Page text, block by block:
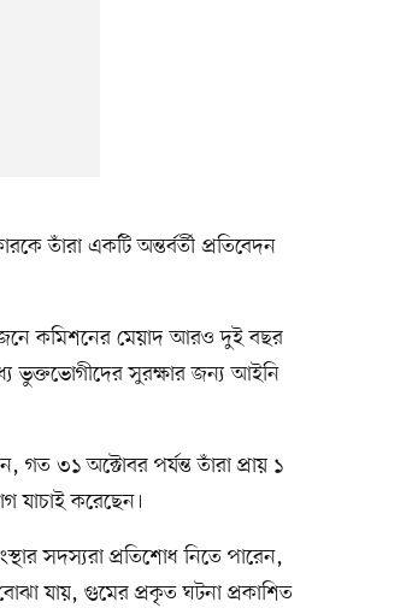
তাঁরা একটি অন্তর্বর্তী প্রতিবেদন
কমিশনের মেয়াদ আরও দুই বছর
ভুক্তভোগীদের সুরক্ষার জন্য আইনি
গত ৩১ অক্টোবর পর্যন্ত তাঁরা প্রায় ১
যাচাই করেছেন।
সদস্যরা প্রতিশোধ নিতে পারেন,
যায়, গুমের প্রকৃত ঘটনা প্রকাশিত